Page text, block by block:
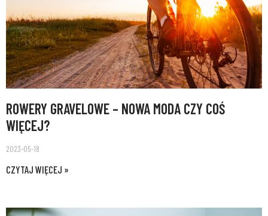
ROWERY GRAVELOWE – NOWA MODA CZY COŚ
WIĘCEJ?
2023-05-18
CZYTAJ WIĘCEJ »